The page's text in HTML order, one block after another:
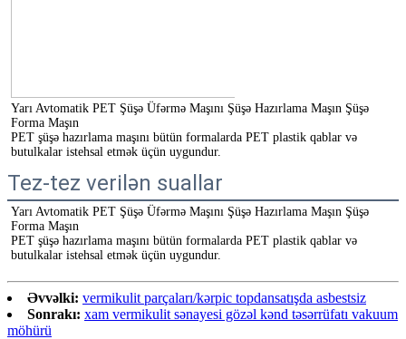
Yarı Avtomatik PET Şüşə Üfərmə Maşını Şüşə Hazırlama Maşın Şüşə
Forma Maşın
PET şüşə hazırlama maşını bütün formalarda PET plastik qablar və
butulkalar istehsal etmək üçün uygundur.
Tez-tez verilən suallar
Yarı Avtomatik PET Şüşə Üfərmə Maşını Şüşə Hazırlama Maşın Şüşə
Forma Maşın
PET şüşə hazırlama maşını bütün formalarda PET plastik qablar və
butulkalar istehsal etmək üçün uygundur.
Əvvəlki: vermikulit parçaları/kərpic topdansatışda asbestsiz
Sonrakı: xam vermikulit sənayesi gözəl kənd təsərrüfatı vakuum
möhürü